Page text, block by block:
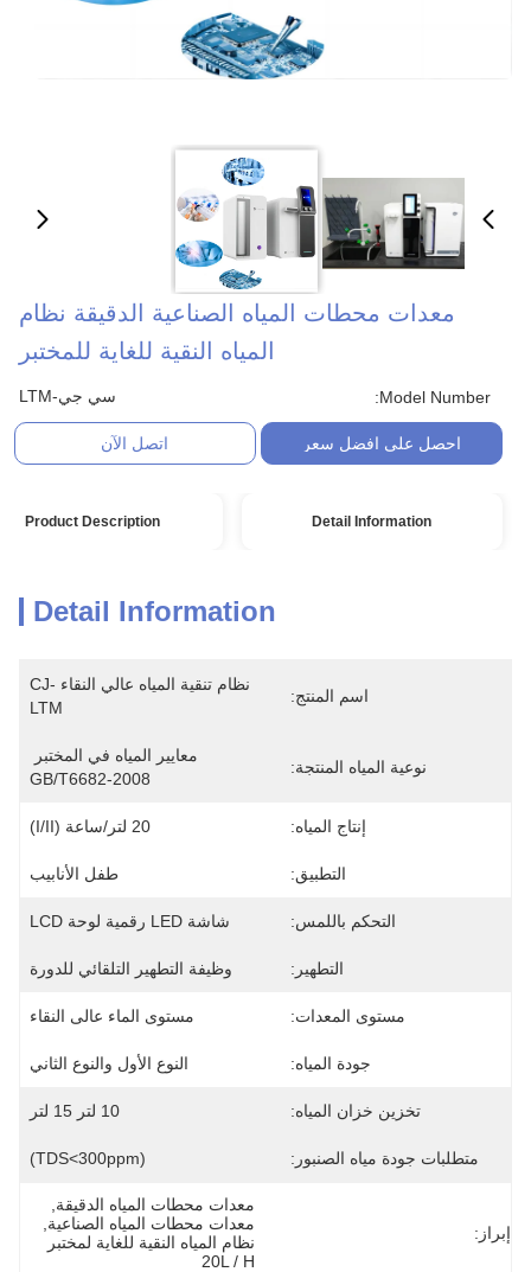
معدات محطات المياه الصناعية الدقيقة نظام
المياه النقية للغاية للمختبر
Model Number: سي جي-LTM
احصل على افضل سعر اتصل الآن
Detail Information
Product Description
Detail Information
اسم المنتج:
نظام تنقية المياه عالي النقاء CJ-
LTM
نوعية المياه المنتجة:
GB/T6682-2008
إنتاج المياه: 20 لتر/ساعة (I/II)
التطبيق: طفل الأنابيب
التحكم باللمس: شاشة LED رقمية لوحة LCD
التطهير: وظيفة التطهير التلقائي للدورة
مستوى المعدات: مستوى الماء عالى النقاء
جودة المياه: النوع الأول والنوع الثاني
تخزين خزان المياه: 10 لتر 15 لتر
متطلبات جودة مياه الصنبور: (TDS<300ppm)
إبراز:
معدات محطات المياه الدقيقة
معدات محطات المياه الصناعية
20L / H